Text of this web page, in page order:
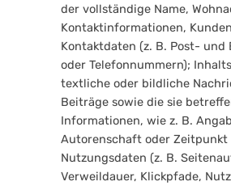
der vollständige Name,
Kontaktinformationen,
Kontaktdaten (z. B. Post- und
oder Telefonnummern);
textliche oder bildliche
Beiträge sowie die sie
Informationen, wie z. B.
Autorenschaft oder Zeitpunkt
Nutzungsdaten (z. B.
Verweildauer, Klickpfade,